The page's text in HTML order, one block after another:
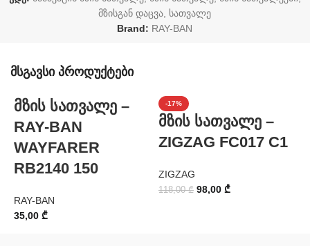
მზისგან დაცვა, სათვალე
Brand: RAY-BAN
მსგავსი პროდუქტები
მზის სათვალე –
RAY-BAN
WAYFARER
RB2140 150
RAY-BAN
35,00 ₾
-17%
მზის სათვალე –
ZIGZAG FC017 C1
ZIGZAG
118,00₾ 98,00 ₾